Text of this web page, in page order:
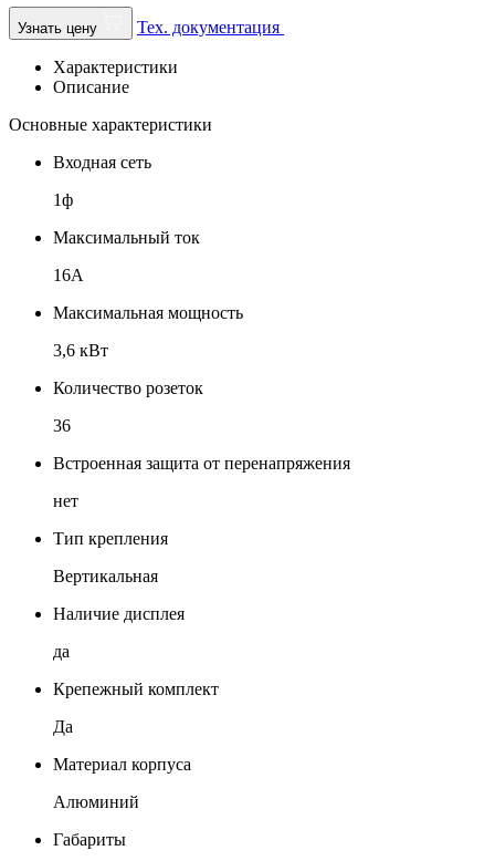
Узнать цену Тех. документация
Характеристики
Описание
Основные характеристики
Входная сеть
1ф
Максимальный ток
16А
Максимальная мощность
3,6 кВт
Количество розеток
36
Встроенная защита от перенапряжения
нет
Тип крепления
Вертикальная
Наличие дисплея
да
Крепежный комплект
Да
Материал корпуса
Алюминий
Габариты